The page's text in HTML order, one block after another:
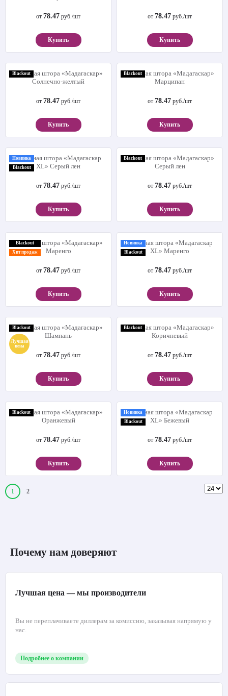
от 78.47 руб./шт
Купить
от 78.47 руб./шт
Купить
Blackout
Рулонная штора «Мадагаскар»
Солнечно-желтый
от 78.47 руб./шт
Купить
Blackout
Рулонная штора «Мадагаскар»
Марципан
от 78.47 руб./шт
Купить
Новинка
Blackout
Рулонная штора «Мадагаскар
XL» Серый лен
от 78.47 руб./шт
Купить
Blackout
Рулонная штора «Мадагаскар»
Серый лен
от 78.47 руб./шт
Купить
Blackout
Хит продаж
Рулонная штора «Мадагаскар»
Маренго
от 78.47 руб./шт
Купить
Новинка
Blackout
Рулонная штора «Мадагаскар
XL» Маренго
от 78.47 руб./шт
Купить
Blackout
Лучшая
цена
Рулонная штора «Мадагаскар»
Шампань
от 78.47 руб./шт
Купить
Blackout
Рулонная штора «Мадагаскар»
Коричневый
от 78.47 руб./шт
Купить
Blackout
Рулонная штора «Мадагаскар»
Оранжевый
от 78.47 руб./шт
Купить
Новинка
Blackout
Рулонная штора «Мадагаскар
XL» Бежевый
от 78.47 руб./шт
Купить
1 2
Почему нам доверяют
Лучшая цена — мы производители
Вы не переплачиваете диллерам за комиссию, заказывая напрямую у
нас.
Подробнее о компании